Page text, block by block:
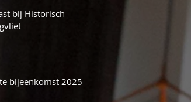
bij Historisch
bijeenkomst 2025